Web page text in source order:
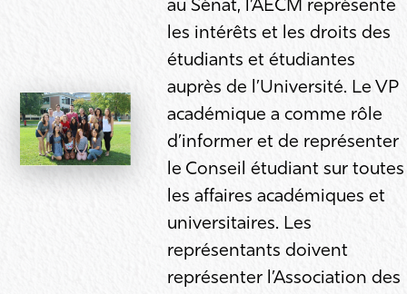
au Sénat, l’AÉCM représente
les intérêts et les droits des
étudiants et étudiantes
auprès de l’Université. Le VP
académique a comme rôle
d’informer et de représenter
le Conseil étudiant sur toutes
les affaires académiques et
universitaires. Les
représentants doivent
représenter l’Association des